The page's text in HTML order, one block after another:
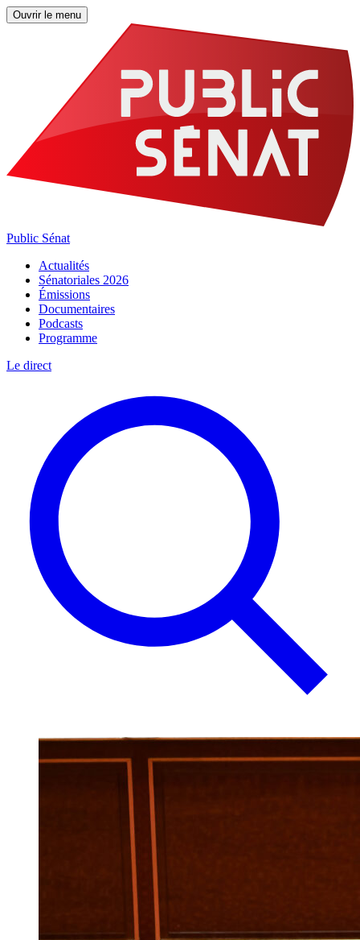
Ouvrir le menu
Public Sénat
Actualités
Sénatoriales 2026
Émissions
Documentaires
Podcasts
Programme
Le direct